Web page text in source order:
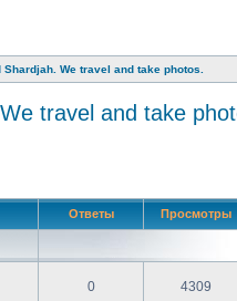
We travel and take photos.
travel and take
Ответы Просмотры
0 4309